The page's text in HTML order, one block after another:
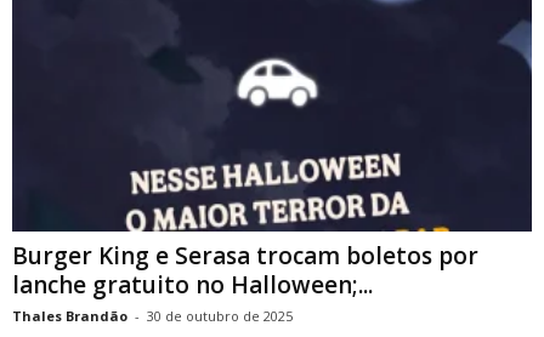
Burger King e Serasa trocam boletos por
lanche gratuito no Halloween;...
Thales Brandão - 30 de outubro de 2025